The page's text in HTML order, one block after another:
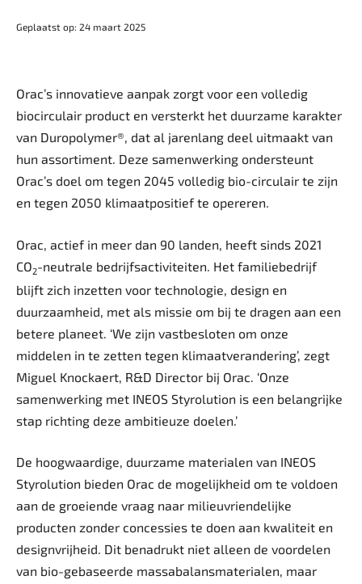
Geplaatst op: 24 maart 2025
Orac’s innovatieve aanpak zorgt voor een volledig
biocirculair product en versterkt het duurzame karakter
van Duropolymer®, dat al jarenlang deel uitmaakt van
hun assortiment. Deze samenwerking ondersteunt
Orac’s doel om tegen 2045 volledig bio-circulair te zijn
en tegen 2050 klimaatpositief te opereren.
Orac, actief in meer dan 90 landen, heeft sinds 2021
CO2-neutrale bedrijfsactiviteiten. Het familiebedrijf
blijft zich inzetten voor technologie, design en
duurzaamheid, met als missie om bij te dragen aan een
betere planeet. ‘We zijn vastbesloten om onze
middelen in te zetten tegen klimaatverandering’, zegt
Miguel Knockaert, R&D Director bij Orac. ‘Onze
samenwerking met INEOS Styrolution is een belangrijke
stap richting deze ambitieuze doelen.’
De hoogwaardige, duurzame materialen van INEOS
Styrolution bieden Orac de mogelijkheid om te voldoen
aan de groeiende vraag naar milieuvriendelijke
producten zonder concessies te doen aan kwaliteit en
designvrijheid. Dit benadrukt niet alleen de voordelen
van bio-gebaseerde massa­balansmaterialen, maar